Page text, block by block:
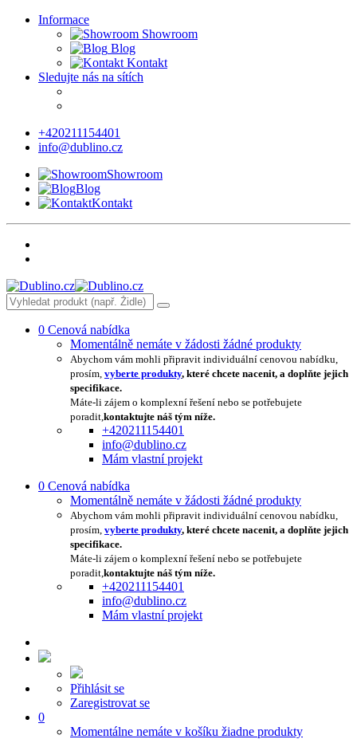
Informace
Showroom
Blog
Kontakt
Sledujte nás na sítích
+420211154401
info@dublino.cz
Showroom
Blog
Kontakt
0 Cenová nabídka
Momentálně nemáte v žádosti žádné produkty
Abychom vám mohli připravit individuální cenovou nabídku,
prosím, vyberte produkty, které chcete nacenit, a doplňte jejich
specifikace.
Máte-li zájem o komplexní řešení nebo se potřebujete
poradit,kontaktujte náš tým níže.
+420211154401
info@dublino.cz
Mám vlastní projekt
0 Cenová nabídka
Momentálně nemáte v žádosti žádné produkty
Abychom vám mohli připravit individuální cenovou nabídku,
prosím, vyberte produkty, které chcete nacenit, a doplňte jejich
specifikace.
Máte-li zájem o komplexní řešení nebo se potřebujete
poradit,kontaktujte náš tým níže.
+420211154401
info@dublino.cz
Mám vlastní projekt
Přihlásit se
Zaregistrovat se
0
Momentálne nemáte v košíku žiadne produkty